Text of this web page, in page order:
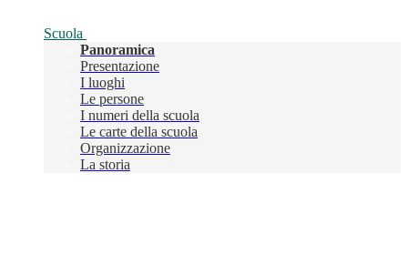
Scuola
Panoramica
Presentazione
I luoghi
Le persone
I numeri della scuola
Le carte della scuola
Organizzazione
La storia